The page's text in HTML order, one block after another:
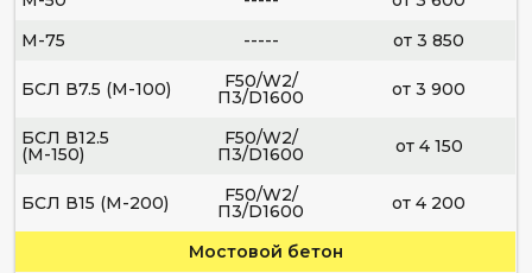
М-75
----- от 3 850
БСЛ В7.5 (М-100) F50/W2/
П3/D1600 от 3 900
БСЛ В12.5
(М-150)
F50/W2/
П3/D1600 от 4 150
БСЛ В15 (М-200) F50/W2/
П3/D1600 от 4 200
Мостовой бетон